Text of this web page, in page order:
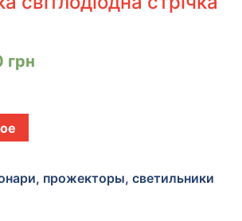
грн
прожекторы, светильники